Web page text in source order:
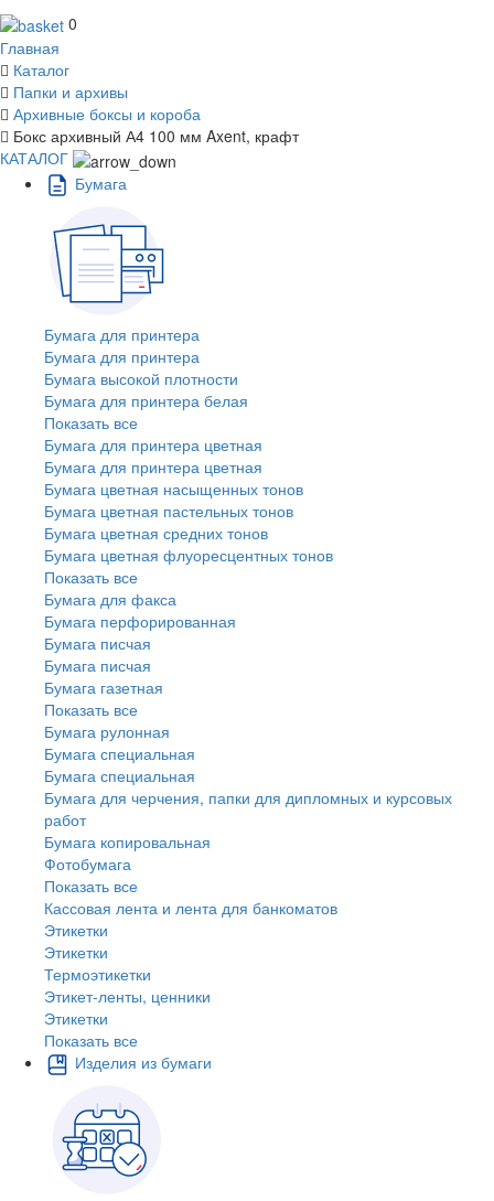
0
Главная
Каталог
Папки и архивы
Архивные боксы и короба
Бокс архивный А4 100 мм Axent, крафт
КАТАЛОГ
Бумага
Бумага для принтера
Бумага для принтера
Бумага высокой плотности
Бумага для принтера белая
Показать все
Бумага для принтера цветная
Бумага для принтера цветная
Бумага цветная насыщенных тонов
Бумага цветная пастельных тонов
Бумага цветная средних тонов
Бумага цветная флуоресцентных тонов
Показать все
Бумага для факса
Бумага перфорированная
Бумага писчая
Бумага писчая
Бумага газетная
Показать все
Бумага рулонная
Бумага специальная
Бумага специальная
Бумага для черчения, папки для дипломных и курсовых
работ
Бумага копировальная
Фотобумага
Показать все
Кассовая лента и лента для банкоматов
Этикетки
Этикетки
Термоэтикетки
Этикет-ленты, ценники
Этикетки
Показать все
Изделия из бумаги